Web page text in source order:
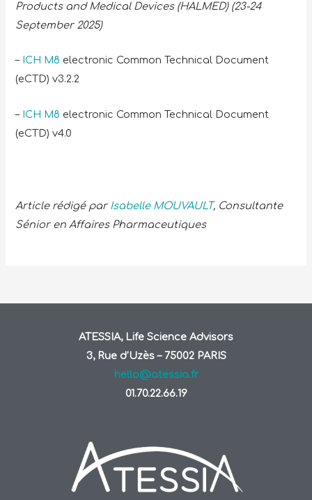
Products and Medical Devices (HALMED) (23-24
September 2025)
– ICH M8 electronic Common Technical Document
(eCTD) v3.2.2
– ICH M8 electronic Common Technical Document
(eCTD) v4.0
Article rédigé par Isabelle MOUVAULT, Consultante
Sénior en Affaires Pharmaceutiques
ATESSIA, Life Science Advisors
3, Rue d’Uzès – 75002 PARIS
hello@atessia.fr
01.70.22.66.19